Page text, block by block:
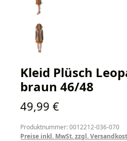
Kleid Plüsch
braun 46/48
Regulärer Preis:
49,99 €
Produktnummer: 0012212-036-070
Preise inkl. MwSt. zzgl.